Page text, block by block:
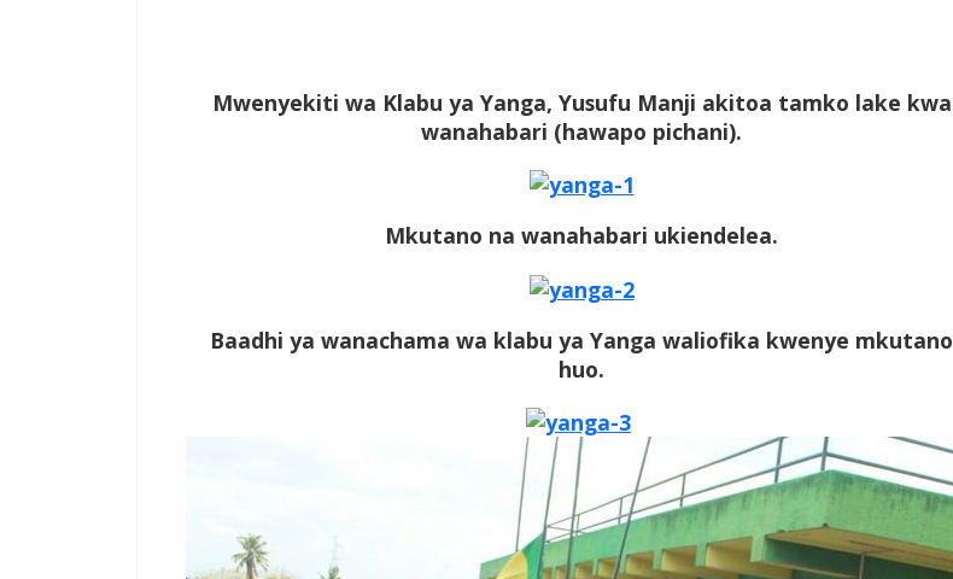
Mwenyekiti wa Klabu ya Yanga, Yusufu Manji akitoa tamko lake kwa
wanahabari (hawapo pichani).
Mkutano na wanahabari ukiendelea.
Baadhi ya wanachama wa klabu ya Yanga waliofika kwenye mkutano
huo.